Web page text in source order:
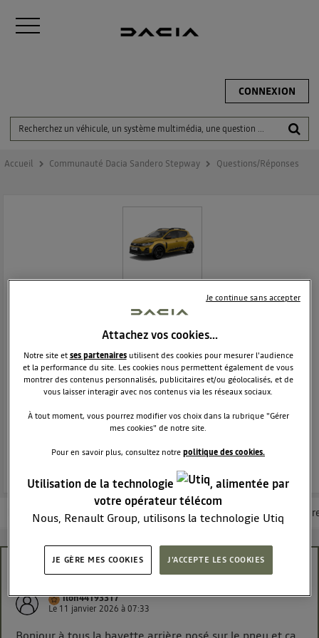
CONNEXION
Accueil Communauté Dacia Sandero Stepway Questions/Réponses
DACIA SANDERO STEPWAY
1994membres
Le crossover robuste & polyvalent
POSEZ UNE QUESTION
REJOINDRE
Les questions de la communauté Les articles Consultez la
Bavette frottant sur le pneu arrière
ilon44193317
Le 11 janvier 2026 à07:33
Attachez vos cookies…
Notre site etses partenairesutilisent des cookies pour mesurer l'audience
et la performance du site. Les cookies nous permettent également de vous
montrer des contenus personnalisés, publicitaires et/ou géolocalisés, et de
vous laisser interagir avec nos contenus via les réseaux sociaux.
À tout moment, vous pourrez modifier vos choix dans la rubrique "Gérer
mes cookies" de notre site.
Pour en savoir plus, consultez notrepolitique des cookies.
Utilisation de la technologie
, alimentée par
votre opérateur télécom
Nous, Renault Group, utilisons la technologie Utiq
cette notice de consentement) et liées à votre
télécom participantet que vous consentez sur
JE GÈRE MES COOKIES J'ACCEPTE LES COOKIES
Je continue sans accepter